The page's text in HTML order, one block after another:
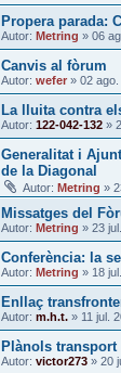
Propera parada:
Autor: Metring » 06
Canvis al fòrum
Autor: wefer » 02
La lluita contra
Autor: 122-042-132 »
Generalitat i
de la Diagonal
Autor: Metring »
Missatges del
Autor: Metring » 23
Conferència: la
Autor: Metring » 18
Enllaç
Autor: m.h.t. » 11 jul.
Plànols transport
Autor: victor273 » 20